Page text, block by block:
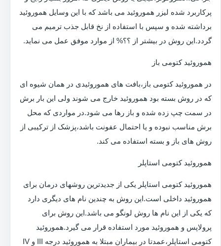
پرکاربرد شده لیزر هموروئید می باشد که با این وسایل هموروئید
برداشته شده و سپس با استفاده از نخ قابل جذب ترمیم می
گردد.این روش در بیشتر از ؟؟% از موارد موفق عمل می نماید.
هموروئید کتومی باز
در هموروئید کتومی باز،بافت های هموروئیدی در همان شیوه ای
که در روش بسته بود هموروئید خارج می شوند ولی این بار برش
در سمت چپ زده شده و باز رها می شود.در مواردی که محل
برش مناسب نبوده و یا احتمال عفونت باشد،پزشک از ترکیبی از
روش های باز و بسته استفاده می کند.
هموروئید کتومی استاپلر
هموروئید کتومی استاپلر یکی از جدیدترین روشهای درمان برای
هموروئید داخلی است.این روش به چندین نام های دیگری دارد
که یکی از این نام ها روش لونگو می باشد.این روش برای
پرولاپس و هموروئید مورد استفاده قرار می گیرد.هموروئید
کتومی استاپلر،عمدتا در بیماران مبتلا به هموروئید درجه III و IV